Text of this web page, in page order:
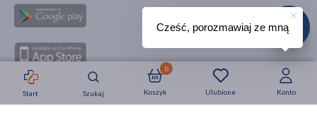
Strefa okazji Nowości Krótkie daty
Start Szukaj Ulubione
Koszyk
0
Konto
Cześć, porozmawiaj ze mną